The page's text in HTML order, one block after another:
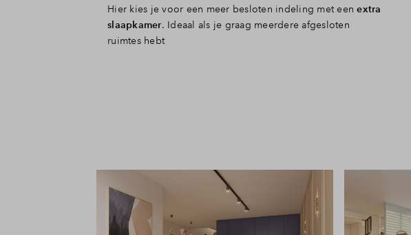
Hier kies je voor een meer besloten indeling met eenextra
slaapkamer. Ideaal als je graag meerdere afgesloten
ruimtes hebt